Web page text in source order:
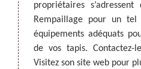
devis
vous
propriétaires
Rempaillage pour un tel
équipements adéquats
de vos tapis.
Visitez son site web pour